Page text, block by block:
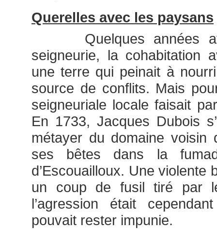
Querelles avec les paysans
Quelques années
seigneurie, la cohabitation
une terre qui peinait à
source de conflits. Mais
seigneuriale locale faisait
En 1733, Jacques Dubois
métayer du domaine voisin
ses bêtes dans la
d’Escouailloux. Une violente
un coup de fusil tiré par
l’agression était
pouvait rester impunie.